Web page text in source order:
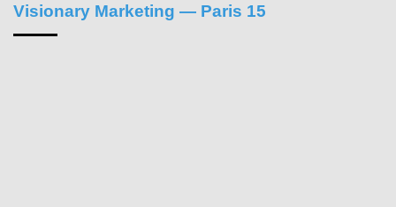
Visionary Marketing — Paris 15